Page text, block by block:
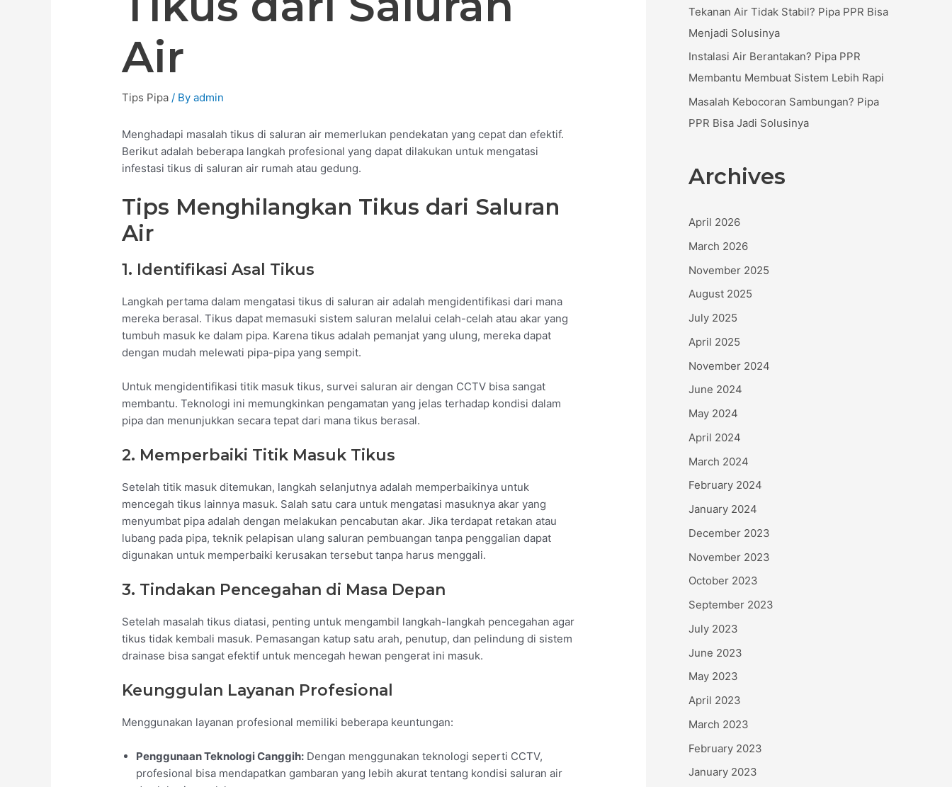
Air
Tips Pipa / Byadmin
Menghadapi masalah tikus di saluran air memerlukan pendekatan yang cepat dan efektif.
Berikut adalah beberapa langkah profesional yang dapat dilakukan untuk mengatasi
infestasi tikus di saluran air rumah atau gedung.
Tips Menghilangkan Tikus dari Saluran
Air
1. Identifikasi Asal Tikus
Langkah pertama dalam mengatasi tikus di saluran air adalah mengidentifikasi dari mana
mereka berasal. Tikus dapat memasuki sistem saluran melalui celah-celah atau akar yang
tumbuh masuk ke dalam pipa. Karena tikus adalah pemanjat yang ulung, mereka dapat
dengan mudah melewati pipa-pipa yang sempit.
Untuk mengidentifikasi titik masuk tikus, survei saluran air dengan CCTV bisa sangat
membantu. Teknologi ini memungkinkan pengamatan yang jelas terhadap kondisi dalam
pipa dan menunjukkan secara tepat dari mana tikus berasal.
2. Memperbaiki Titik Masuk Tikus
Setelah titik masuk ditemukan, langkah selanjutnya adalah memperbaikinya untuk
mencegah tikus lainnya masuk. Salah satu cara untuk mengatasi masuknya akar yang
menyumbat pipa adalah dengan melakukan pencabutan akar. Jika terdapat retakan atau
lubang pada pipa, teknik pelapisan ulang saluran pembuangan tanpa penggalian dapat
digunakan untuk memperbaiki kerusakan tersebut tanpa harus menggali.
3. Tindakan Pencegahan di Masa Depan
Setelah masalah tikus diatasi, penting untuk mengambil langkah-langkah pencegahan agar
tikus tidak kembali masuk. Pemasangan katup satu arah, penutup, dan pelindung di sistem
drainase bisa sangat efektif untuk mencegah hewan pengerat ini masuk.
Keunggulan Layanan Profesional
Menggunakan layanan profesional memiliki beberapa keuntungan:
Penggunaan Teknologi Canggih: Dengan menggunakan teknologi seperti CCTV,
profesional bisa mendapatkan gambaran yang lebih akurat tentang kondisi saluran air
:Tekanan Air Tidak Stabil? Pipa PPR Bisa
Menjadi Solusinya
Instalasi Air Berantakan? Pipa PPR
Membantu Membuat Sistem Lebih Rapi
Masalah Kebocoran Sambungan? Pipa
PPR Bisa Jadi Solusinya
Archives
April 2026
March 2026
November 2025
August 2025
July 2025
April 2025
November 2024
June 2024
May 2024
April 2024
March 2024
February 2024
January 2024
December 2023
November 2023
October 2023
September 2023
July 2023
June 2023
May 2023
April 2023
March 2023
February 2023
January 2023